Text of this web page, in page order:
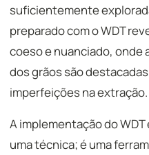
suficientemente
preparado com o WDT
coeso e nuanciado,
dos grãos são
imperfeições na extração.
A implementação do
uma técnica; é uma